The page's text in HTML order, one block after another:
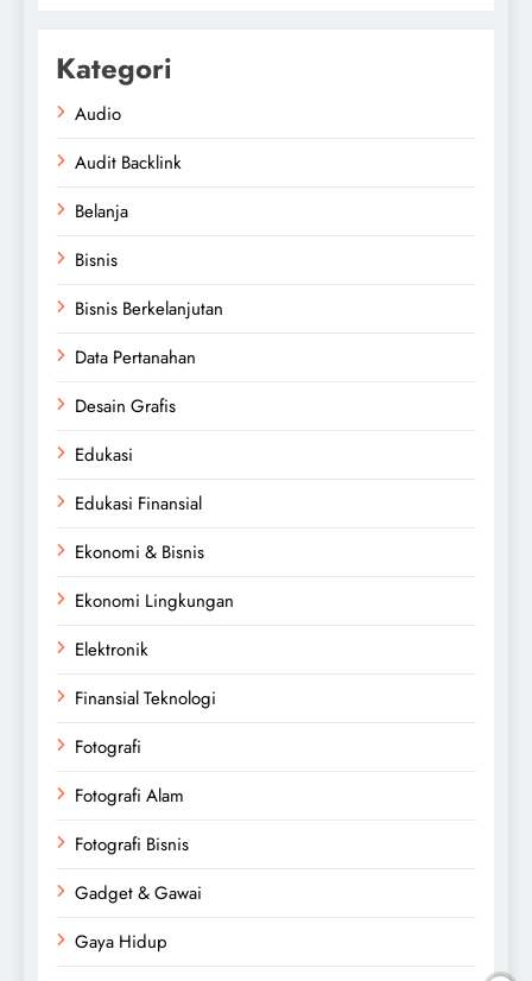
Kategori
Audio
Audit Backlink
Belanja
Bisnis
Bisnis Berkelanjutan
Data Pertanahan
Desain Grafis
Edukasi
Edukasi Finansial
Ekonomi & Bisnis
Ekonomi Lingkungan
Elektronik
Finansial Teknologi
Fotografi
Fotografi Alam
Fotografi Bisnis
Gadget & Gawai
Gaya Hidup